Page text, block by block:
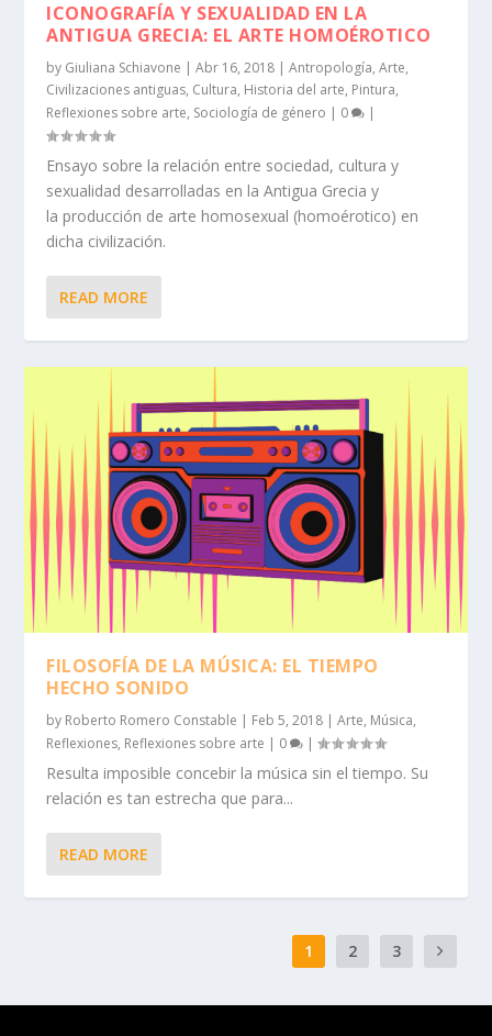
ICONOGRAFÍA Y SEXUALIDAD EN LA
ANTIGUA GRECIA: EL ARTE HOMOÉROTICO
by Giuliana Schiavone |Abr 16, 2018 |Antropología,Arte,
Civilizaciones antiguas, Cultura, Historia del arte, Pintura,
Reflexiones sobre arte, Sociología de género | 0 |
Ensayo sobre la relación entre sociedad, cultura y
sexualidad desarrolladas en la Antigua Grecia y
la producción de arte homosexual (homoérotico) en
dicha civilización.
READ MORE
FILOSOFÍA DE LA MÚSICA: EL TIEMPO
HECHO SONIDO
by Roberto Romero Constable | Feb 5, 2018 |Arte, Música,
Reflexiones, Reflexiones sobre arte | 0 |
Resulta imposible concebir la música sin el tiempo. Su
relación es tan estrecha que para...
READ MORE
1 2 3